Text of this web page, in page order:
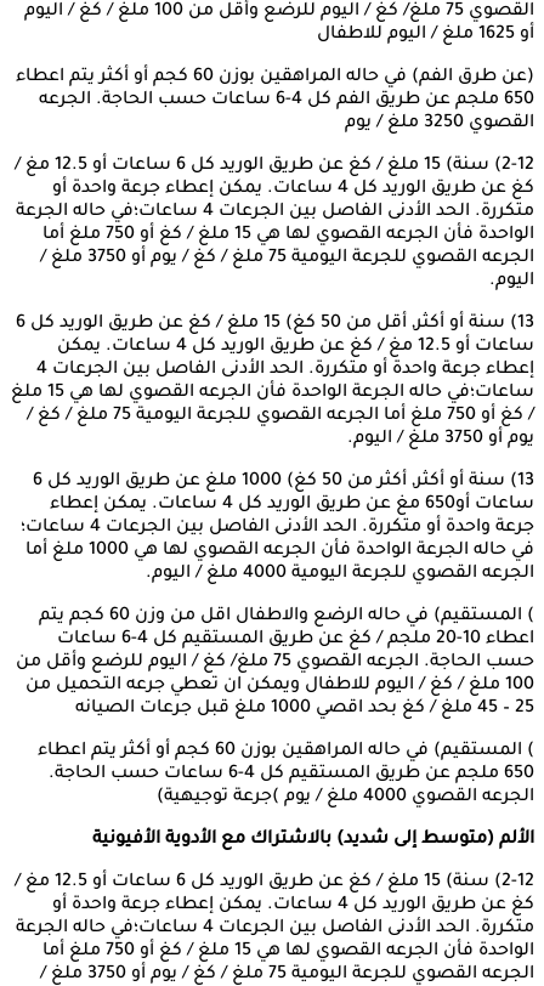
القصوي 75 ملغ/ كغ / اليوم للرضع وأقل من 100 ملغ / كغ / اليوم
أو 1625 ملغ / اليوم للاطفال
(عن طرق الفم) في حاله المراهقين بوزن 60 كجم أو أكثر يتم اعطاء
650 ملجم عن طريق الفم كل 4-6 ساعات حسب الحاجة. الجرعه
القصوي 3250 ملغ / يوم
2-12) سنة) 15 ملغ / كغ عن طريق الوريد كل 6 ساعات أو 12.5 مغ /
كغ عن طريق الوريد كل 4 ساعات. يمكن إعطاء جرعة واحدة أو
متكررة. الحد الأدنى الفاصل بين الجرعات 4 ساعات؛في حاله الجرعة
الواحدة فأن الجرعه القصوي لها هي 15 ملغ / كغ أو 750 ملغ أما
الجرعه القصوي للجرعة اليومية 75 ملغ / كغ / يوم أو 3750 ملغ /
اليوم.
13) سنة أو أكثر, أقل من 50 كغ) 15 ملغ / كغ عن طريق الوريد كل 6
ساعات أو 12.5 مغ / كغ عن طريق الوريد كل 4 ساعات. يمكن
إعطاء جرعة واحدة أو متكررة. الحد الأدنى الفاصل بين الجرعات 4
ساعات؛في حاله الجرعة الواحدة فأن الجرعه القصوي لها هي 15 ملغ
/ كغ أو 750 ملغ أما الجرعه القصوي للجرعة اليومية 75 ملغ / كغ /
يوم أو 3750 ملغ / اليوم.
13) سنة أو أكثر, أكثر من 50 كغ) 1000 ملغ عن طريق الوريد كل 6
ساعات أو650 مغ عن طريق الوريد كل 4 ساعات. يمكن إعطاء
جرعة واحدة أو متكررة. الحد الأدنى الفاصل بين الجرعات 4 ساعات؛
في حاله الجرعة الواحدة فأن الجرعه القصوي لها هي 1000 ملغ أما
الجرعه القصوي للجرعة اليومية 4000 ملغ / اليوم.
) المستقيم) في حاله الرضع والاطفال اقل من وزن 60 كجم يتم
اعطاء 10-20 ملجم / كغ عن طريق المستقيم كل 4-6 ساعات
حسب الحاجة. الجرعه القصوي 75 ملغ/ كغ / اليوم للرضع وأقل من
100 ملغ / كغ / اليوم للاطفال ويمكن ان تعطي جرعه التحميل من
25 – 45 ملغ / كغ بحد اقصي 1000 ملغ قبل جرعات الصيانه
) المستقيم) في حاله المراهقين بوزن 60 كجم أو أكثر يتم اعطاء
650 ملجم عن طريق المستقيم كل 4-6 ساعات حسب الحاجة.
الجرعه القصوي 4000 ملغ / يوم )جرعة توجيهية)
الألم (متوسط إلى شديد) بالاشتراك مع الأدوية الأفيونية
2-12) سنة) 15 ملغ / كغ عن طريق الوريد كل 6 ساعات أو 12.5 مغ /
كغ عن طريق الوريد كل 4 ساعات. يمكن إعطاء جرعة واحدة أو
متكررة. الحد الأدنى الفاصل بين الجرعات 4 ساعات؛في حاله الجرعة
الواحدة فأن الجرعه القصوي لها هي 15 ملغ / كغ أو 750 ملغ أما
الجرعه القصوي للجرعة اليومية 75 ملغ / كغ / يوم أو 3750 ملغ /